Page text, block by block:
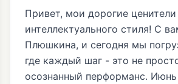
Привет, мои дорогие ценители
интеллектуального стиля! С
Плюшкина, и сегодня мы
где каждый шаг - это не
осознанный перформанс.